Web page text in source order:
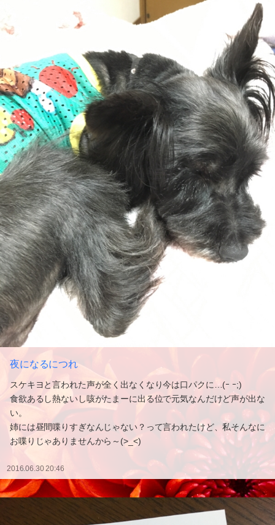
夜になるにつれ
スケキヨと言われた声が全く出なくなり今は口パクに…(ｰ ｰ;)
食欲あるし熱ないし咳がたまーに出る位で元気なんだけど声が出な
い。
姉には昼間喋りすぎなんじゃない？って言われたけど、私そんなに
お喋りじゃありませんから～(>_<)
2016.06.30 20:46